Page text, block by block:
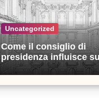
Uncategorized
Come il consiglio di
presidenza influisce
decisioni della
amministrativa